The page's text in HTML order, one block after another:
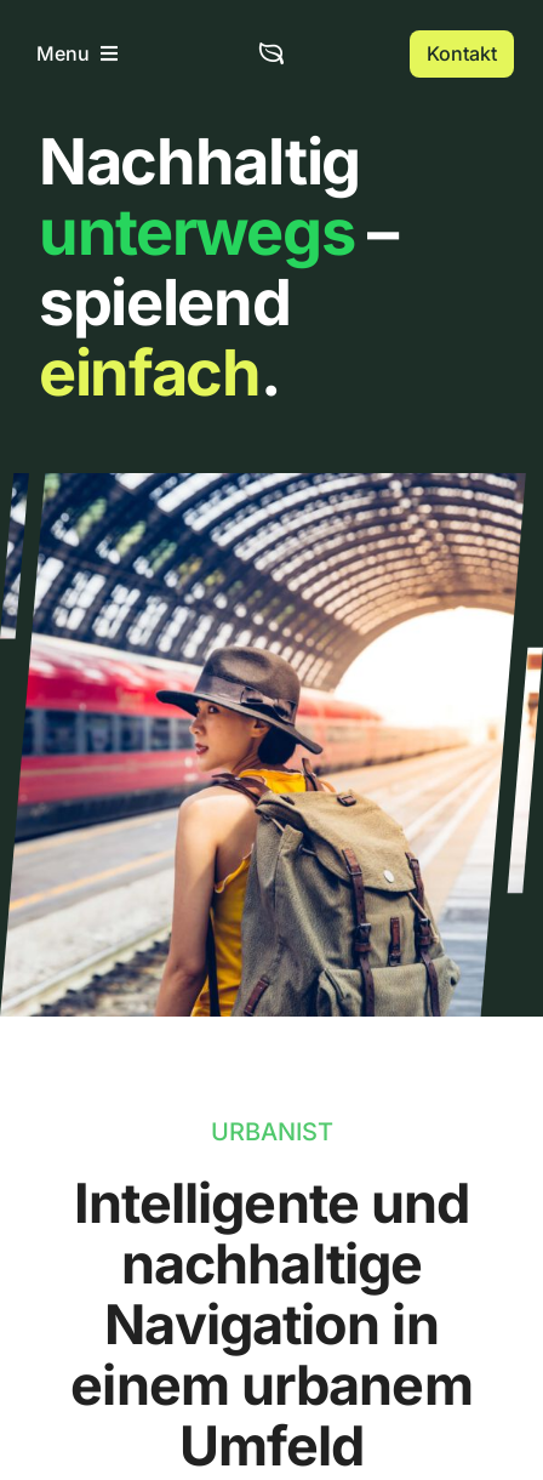
InhaltMenu
Home
Über uns
Urbanlist
Kontakt
Nachhaltig
unterwegs–
spielend
einfach.
URBANIST
Intelligente und
nachhaltige
Navigation in
einem urbanem
Umfeld